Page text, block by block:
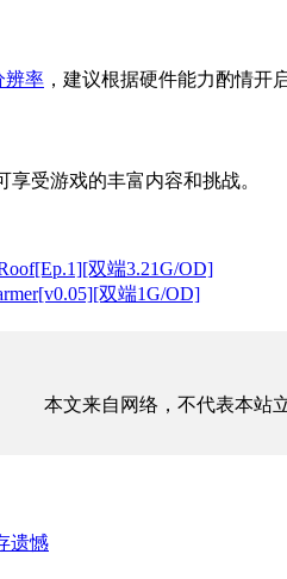
辨率 ，建议根据硬件能力酌情开启
受游戏的丰富内容和挑战。
双端3.21G/OD]
双端1G/OD]
本文来自网络，不代表本站